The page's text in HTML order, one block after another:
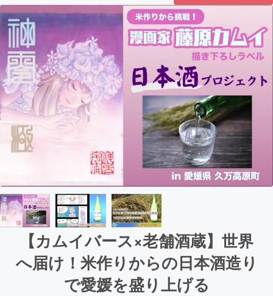
【カムイバース×老舗酒蔵】世界
へ届け！米作りからの日本酒造り
で愛媛を盛り上げる